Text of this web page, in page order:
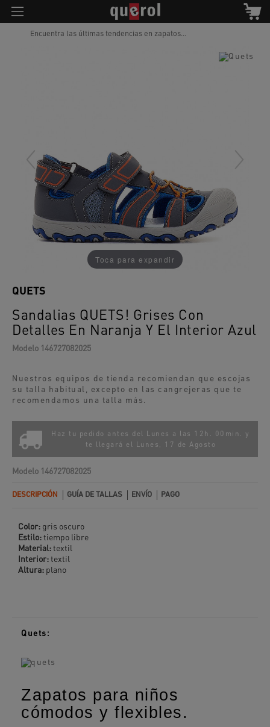
Encuentra las últimas tendencias en zapatos...
Toca para expandir
Sandalias QUETS! Grises Con
Detalles En Naranja Y El Interior Azul
QUETS
Modelo 146727082025
Nuestros equipos de tienda recomiendan que escojas
su talla habitual, excepto en las cangrejeras que te
recomendamos una talla más.
Haz tu pedido antes del Lunes a las 12h. 00min. y
te llegará el
Lunes, 17 de Agosto
Modelo 146727082025
DESCRIPCIÓN GUÍA DE TALLAS ENVÍO PAGO
Color: gris oscuro
Estilo:tiempo libre
Material:textil
Interior:textil
Altura: plano
Quets:
Zapatos para niños
cómodos y flexibles.